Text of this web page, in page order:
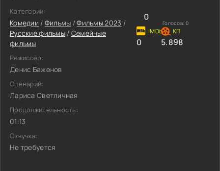
Категории:
Комедии / Фильмы /Фильмы 2023 /
Русские фильмы/ Семейные
фильмы
Режиссёр:
Денис Баженов
Сценарий:
Лариса Светличная
Продолжительность:
01:13
Озвучка:
Не требуется
0
Голосов: 0
0 5.898